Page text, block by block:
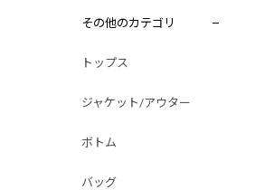
その他のカテゴリ
トップス
ジャケット/アウター
ボトム
バッグ